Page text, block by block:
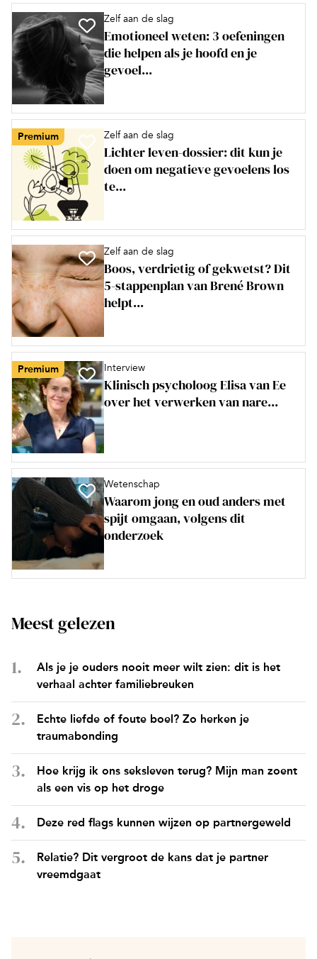
Zelf aan de slag
Emotioneel weten: 3 oefeningen
die helpen als je hoofd en je
gevoel...
Premium Zelf aan de slag
Lichter leven-dossier: dit kun je
doen om negatieve gevoelens los
te...
Zelf aan de slag
Boos, verdrietig of gekwetst? Dit
5-stappenplan van Brené Brown
helpt...
Premium Interview
Klinisch psycholoog Elisa van Ee
over het verwerken van nare...
Wetenschap
Waarom jong en oud anders met
spijt omgaan, volgens dit
onderzoek
Meest gelezen
Als je je ouders nooit meer wilt zien: dit is het
verhaal achter familiebreuken
Echte liefde of foute boel? Zo herken je
traumabonding
Hoe krijg ik ons seksleven terug? Mijn man zoent
als een vis op het droge
Deze red flags kunnen wijzen op partnergeweld
Relatie? Dit vergroot de kans dat je partner
vreemdgaat